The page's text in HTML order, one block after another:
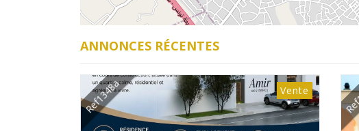
ANNONCES RÉCENTES
Ref1347a Vente